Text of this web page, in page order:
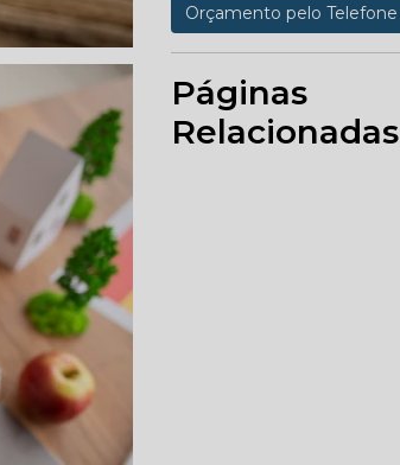
Orçamento pelo Telefone
Páginas
Relacionadas